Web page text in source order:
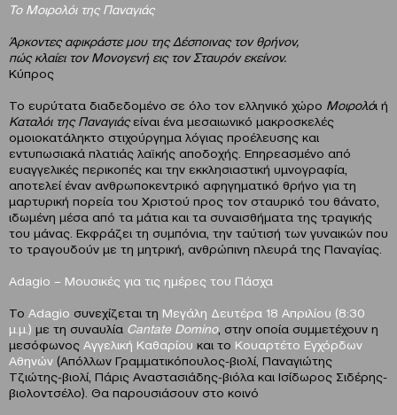
Το Μοιρολόι της Παναγιάς
Άρκοντες αφικράστε μου της Δέσποινας τον θρήνον,
πώς κλαίει τον Μονογενή εις τον Σταυρόν εκείνον.
Κύπρος
Το ευρύτατα διαδεδομένο σε όλο τον ελληνικό χώρο Μοιρολόι ή
Καταλόι της Παναγιάςείναι ένα μεσαιωνικό μακροσκελές
ομοιοκατάληκτο στιχούργημα λόγιας προέλευσης και
εντυπωσιακά πλατιάς λαϊκής αποδοχής. Επηρεασμένο από
ευαγγελικές περικοπές και την εκκλησιαστική υμνογραφία,
αποτελεί έναν ανθρωποκεντρικό αφηγηματικό θρήνο για τη
μαρτυρική πορεία του Χριστού προς τον σταυρικό του θάνατο,
ιδωμένη μέσα από τα μάτια και τα συναισθήματα της τραγικής
του μάνας. Eκφράζει τη συμπόνια, την ταύτισή των γυναικών που
το τραγουδούν με τη μητρική, ανθρώπινη πλευρά της Παναγίας.
Αdagio – Mουσικές για τις ημέρες του Πάσχα
Το Adagio συνεχίζεται τη Mεγάλη Δευτέρα 18 Απριλίου (8:30
μ.μ.) με τη συναυλία Cantate Domino, στην οποία συμμετέχουν η
μεσόφωνος Αγγελική Καθαρίου και το Κουαρτέτο Εγχόρδων
Αθηνών (Απόλλων Γραμματικόπουλος-βιολί, Παναγιώτης
Τζιώτης-βιολί, Πάρις Αναστασιάδης-βιόλα και Ισίδωρος Σιδέρης-
βιολοντσέλο). Θα παρουσιάσουν στο κοινό